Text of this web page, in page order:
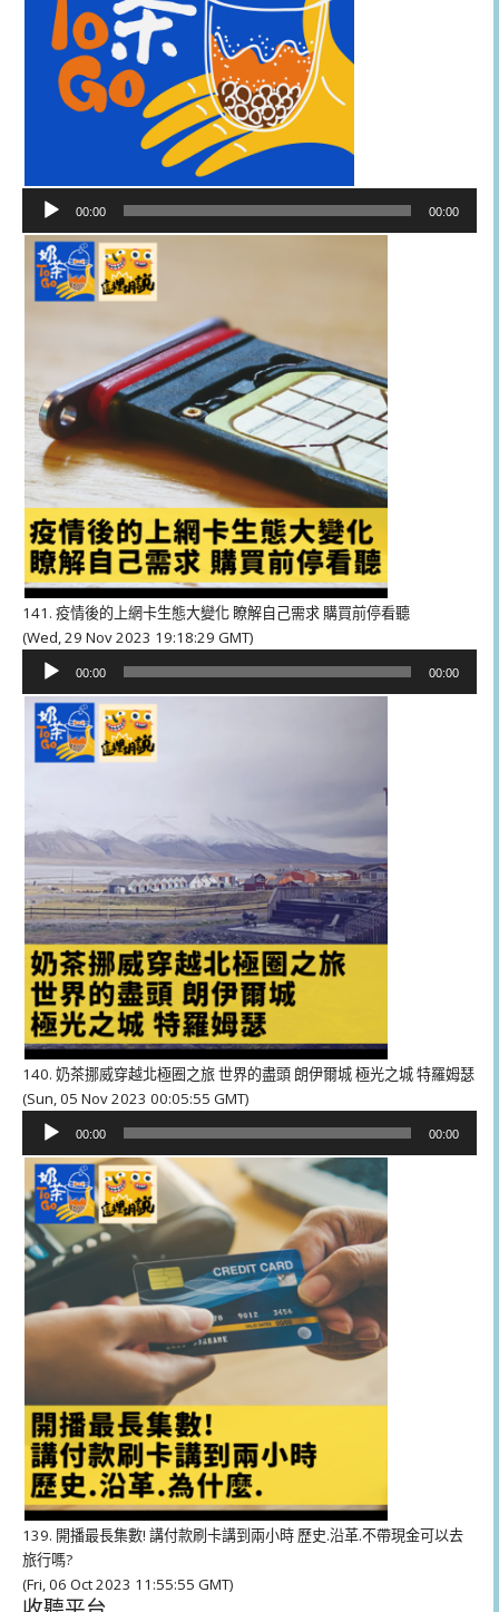
播
器
00:00 00:00
141. 疫情後的上網卡生態大變化 瞭解自己需求 購買前停看聽
(Wed, 29 Nov 2023 19:18:29 GMT)
播
器
00:00 00:00
140. 奶茶挪威穿越北極圈之旅 世界的盡頭 朗伊爾城 極光之城 特羅姆瑟
(Sun, 05 Nov 2023 00:05:55 GMT)
播
放
器
00:00 00:00
139. 開播最長集數! 講付款刷卡講到兩小時 歷史.沿革.不帶現金可以去
旅行嗎?
(Fri, 06 Oct 2023 11:55:55 GMT)